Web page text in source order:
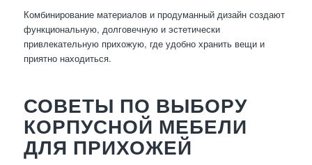
Комбинирование материалов и продуманный дизайн создают
функциональную, долговечную и эстетически
привлекательную прихожую, где удобно хранить вещи и
приятно находиться.
СОВЕТЫ ПО ВЫБОРУ
КОРПУСНОЙ МЕБЕЛИ
ДЛЯ ПРИХОЖЕЙ